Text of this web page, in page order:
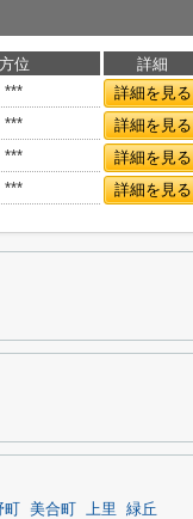
方位
詳細
***
詳細を見る
***
詳細を見る
***
詳細を見る
*** 詳細を見る
美合町 上里 緑丘